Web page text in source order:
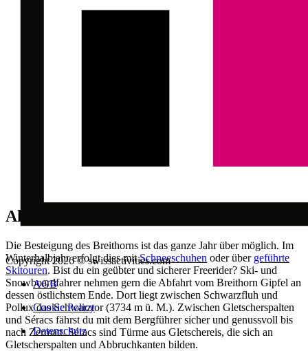
Aktivitäten am Breithorn
Die Besteigung des Breithorns ist das ganze Jahr über möglich. Im
Winterhalbjahr erfolgt dies mitSchneeschuhen oder über geführte
Skitouren. Bist du ein geübter und sicherer Freerider? Ski- und
Snowboardfahrer nehmen gern die Abfahrt vom Breithorn Gipfel an
dessen östlichstem Ende. Dort liegt zwischen Schwarzfluh und
Pollux das Schwarztor (3734 m ü. M.). Zwischen Gletscherspalten
und Séracs fährst du mit dem Bergführer sicher und genussvoll bis
nach Zermatt. Séracs sind Türme aus Gletschereis, die sich an
Gletscherspalten und Abbruchkanten bilden.
Copyright 2026 © swissactivities.com
AGB
Cookie Policy
Datenschutz